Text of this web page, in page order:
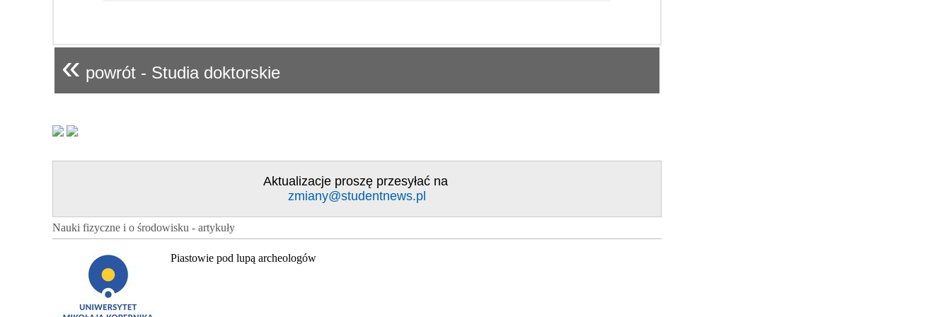
« powrót - Studia doktorskie
Aktualizacje proszę przesyłać na
zmiany@studentnews.pl
Nauki fizyczne i o środowisku - artykuły
Piastowie pod lupą archeologów